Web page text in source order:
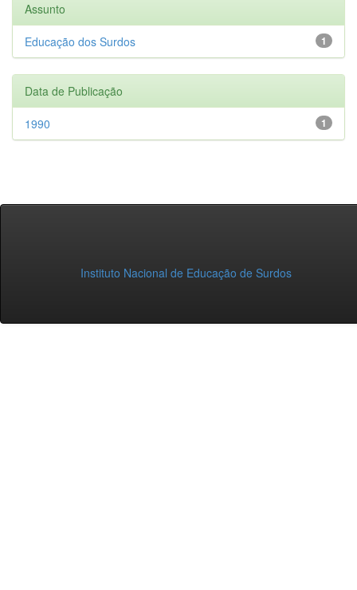
Assunto
1
Educação dos Surdos
Data de Publicação
1
1990
Instituto Nacional de Educação de Surdos